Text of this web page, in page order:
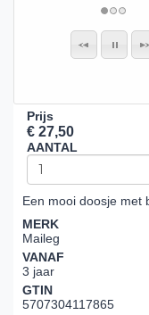
Prijs
€ 27,50
AANTAL
Een mooi doosje met
MERK
Maileg
VANAF
3 jaar
GTIN
5707304117865